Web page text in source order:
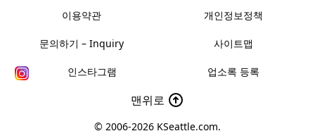
이용약관 개인정보정책
문의하기 – Inquiry 사이트맵
인스타그램 업소록 등록
맨위로
© 2006-2026 KSeattle.com.